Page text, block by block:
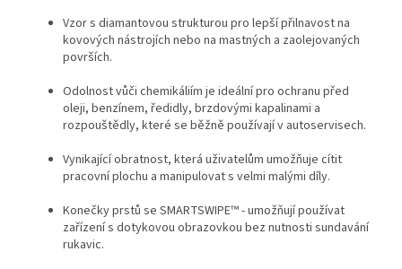
Vzor s diamantovou strukturou pro lepší přilnavost na
kovových nástrojích nebo na mastných a zaolejovaných
površích.
Odolnost vůči chemikáliím je ideální pro ochranu před
oleji, benzínem, ředidly, brzdovými kapalinami a
rozpouštědly, které se běžně používají v autoservisech.
Vynikající obratnost, která uživatelům umožňuje cítit
pracovní plochu a manipulovat s velmi malými díly.
Konečky prstů se SMARTSWIPE™ - umožňují používat
zařízení s dotykovou obrazovkou bez nutnosti sundavání
rukavic.